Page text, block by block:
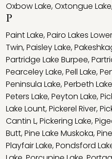
Oxbow Lake,Oxtongue Lake
P
Paint Lake,Pairo Lakes
Twin,Paisley Lake,
Partridge Lake Burpee,
Pearceley Lake,Pell Lake,
Peninsula Lake,Perbeth Lake
Peters Lake,Peyton Lake,
Lake Lount,Pickerel River,
Cantin L,Pickering Lake,
Butt,Pine Lake Muskoka,
Playfair Lake,Pondsford